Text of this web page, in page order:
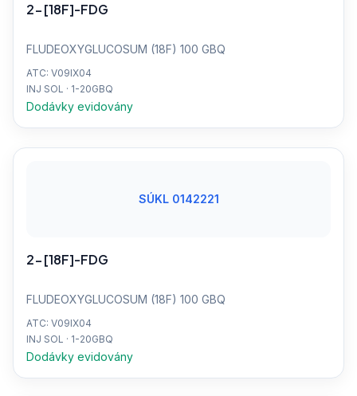
2-[18F]-FDG
FLUDEOXYGLUCOSUM (18F) 100 GBQ
ATC: V09IX04
INJ SOL · 1-20GBQ
Dodávky evidovány
SÚKL 0142221
2-[18F]-FDG
FLUDEOXYGLUCOSUM (18F) 100 GBQ
ATC: V09IX04
INJ SOL · 1-20GBQ
Dodávky evidovány